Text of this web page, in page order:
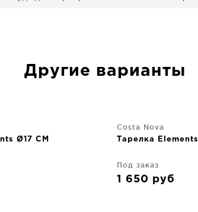
Другие варианты
Ø17 CM
Costa Nova
Тарелка
Под заказ
1 650 руб